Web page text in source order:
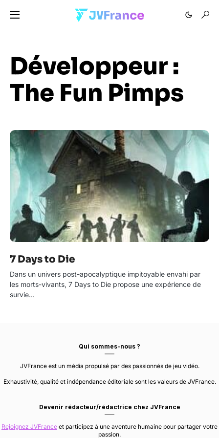
Développeur :
The Fun Pimps
7 Days to Die
Dans un univers post-apocalyptique impitoyable envahi par
les morts-vivants, 7 Days to Die propose une expérience de
survie…
Qui sommes-nous ?
JVFrance est un média propulsé par des passionnés de jeu vidéo.
Exhaustivité, qualité et indépendance éditoriale sont les valeurs de JVFrance.
Devenir rédacteur/rédactrice chez JVFrance
Rejoignez JVFrance et participez à une aventure humaine pour partager votre
passion.